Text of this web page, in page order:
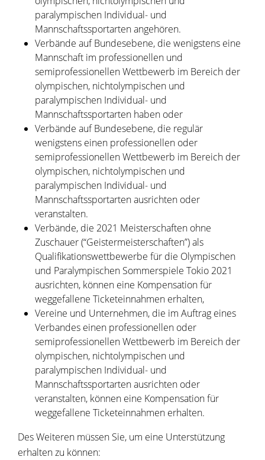
paralympischen Individual- und
Mannschaftssportarten angehören.
Verbände auf Bundesebene, die wenigstens eine
Mannschaft im professionellen und
semiprofessionellen Wettbewerb im Bereich der
olympischen, nichtolympischen und
paralympischen Individual- und
Mannschaftssportarten haben oder
Verbände auf Bundesebene, die regulär
wenigstens einen professionellen oder
semiprofessionellen Wettbewerb im Bereich der
olympischen, nichtolympischen und
paralympischen Individual- und
Mannschaftssportarten ausrichten oder
veranstalten.
Verbände, die 2021 Meisterschaften ohne
Zuschauer (“Geistermeisterschaften”) als
Qualifikationswettbewerbe für die Olympischen
und Paralympischen Sommerspiele Tokio 2021
ausrichten, können eine Kompensation für
weggefallene Ticketeinnahmen erhalten,
Vereine und Unternehmen, die im Auftrag eines
Verbandes einen professionellen oder
semiprofessionellen Wettbewerb im Bereich der
olympischen, nichtolympischen und
paralympischen Individual- und
Mannschaftssportarten ausrichten oder
veranstalten, können eine Kompensation für
weggefallene Ticketeinnahmen erhalten.
Des Weiteren müssen Sie, um eine Unterstützung
erhalten zu können: